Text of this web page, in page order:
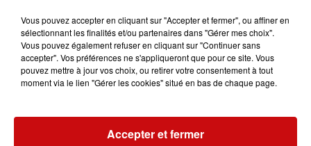
LES AUTRES ACTUALITÉS
31 juillet 2026
MULHOUSE : UN HOMME
CONDAMNÉ À TROIS MOIS DE
mois de prison avec sursis pour un salut
Vous pouvez accepter en cliquant sur "Accepter et fermer", ou affiner en
sélectionnant les finalités et/ou partenaires dans "Gérer mes choix".
Vous pouvez également refuser en cliquant sur "Continuer sans
accepter". Vos préférences ne s'appliqueront que pour ce site. Vous
pouvez mettre à jour vos choix, ou retirer votre consentement à tout
moment via le lien "Gérer les cookies" situé en bas de chaque page.
Accepter et fermer